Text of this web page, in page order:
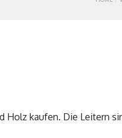
Holz kaufen. Die Leitern